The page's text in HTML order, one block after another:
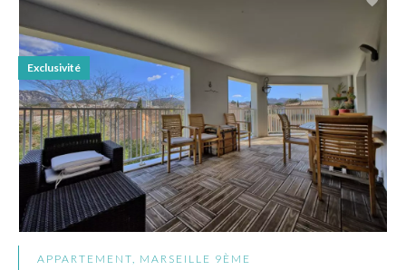
APPARTEMENT, MARSEILLE 9ÈME
Exclusivité